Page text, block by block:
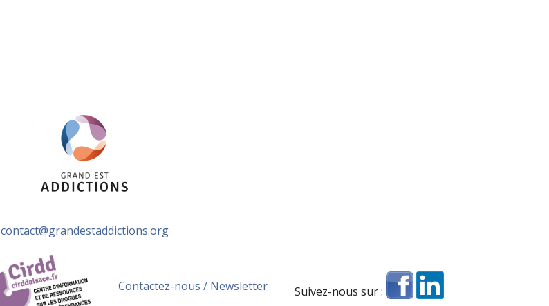
contact@grandestaddictions.org
Contactez-nous / Newsletter Suivez-nous sur :